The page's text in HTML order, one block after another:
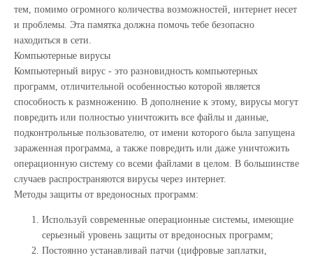
тем, помимо огромного количества возможностей, интернет несет
и проблемы. Эта памятка должна помочь тебе безопасно
находиться в сети.
Компьютерные вирусы
Компьютерный вирус - это разновидность компьютерных
программ, отличительной особенностью которой является
способность к размножению. В дополнение к этому, вирусы могут
повредить или полностью уничтожить все файлы и данные,
подконтрольные пользователю, от имени которого была запущена
зараженная программа, а также повредить или даже уничтожить
операционную систему со всеми файлами в целом. В большинстве
случаев распространяются вирусы через интернет.
Методы защиты от вредоносных программ:
Используй современные операционные системы, имеющие
серьезный уровень защиты от вредоносных программ;
Постоянно устанавливай патчи (цифровые заплатки,